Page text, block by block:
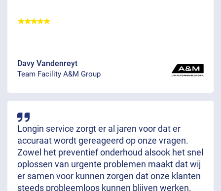
Davy Vandenreyt
Team Facility A&M Group
Longin service zorgt er al jaren voor dat er
accuraat wordt gereageerd op onze vragen.
Zowel het preventief onderhoud alsook het snel
oplossen van urgente problemen maakt dat wij
er samen voor kunnen zorgen dat onze klanten
steeds probleemloos kunnen blijven werken.